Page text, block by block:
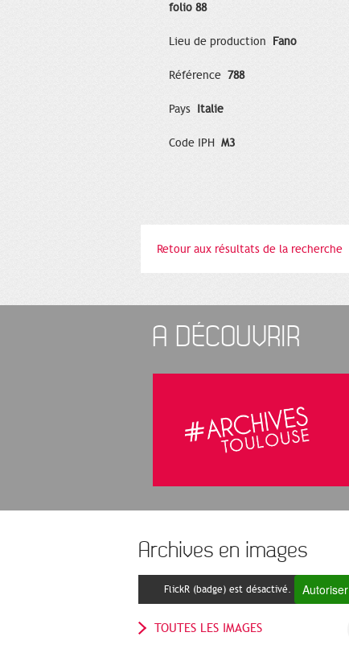
folio 88
Lieu de production Fano
Référence 788
Pays Italie
Code IPH M3
Retour aux résultats de la recherche
A DÉCOUVRIR
Archives en images
FlickR (badge) est désactivé. Autoriser
TOUTES LES IMAGES